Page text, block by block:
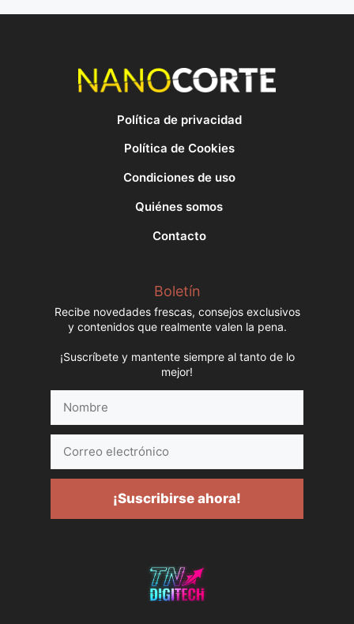
Política de privacidad
Política de Cookies
Condiciones de uso
Quiénes somos
Contacto
Boletín
Recibe novedades frescas, consejos exclusivos
y contenidos que realmente valen la pena.
¡Suscríbete y mantente siempre al tanto de lo
mejor!
electrónico
¡Suscribirse ahora!